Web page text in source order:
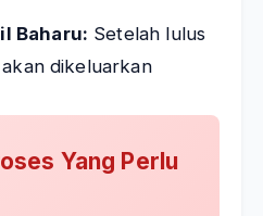
Baharu: Setelah lulus
dikeluarkan
Yang Perlu